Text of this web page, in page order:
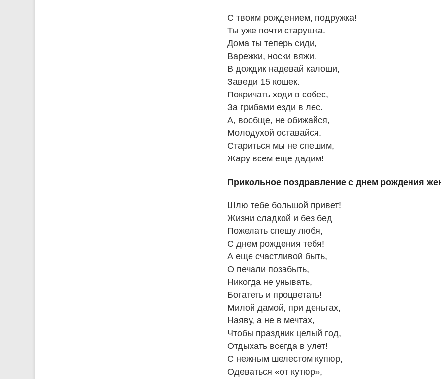
С твоим рождением, подружка!
Ты уже почти старушка.
Дома ты теперь сиди,
Варежки, носки вяжи.
В дождик надевай калоши,
Заведи 15 кошек.
Покричать ходи в собес,
За грибами езди в лес.
А, вообще, не обижайся,
Молодухой оставайся.
Стариться мы не спешим,
Жару всем еще дадим!
Прикольное поздравление с днем рождения
Шлю тебе большой привет!
Жизни сладкой и без бед
Пожелать спешу любя,
С днем рождения тебя!
А еще счастливой быть,
О печали позабыть,
Никогда не унывать,
Богатеть и процветать!
Милой дамой, при деньгах,
Наяву, а не в мечтах,
Чтобы праздник целый год,
Отдыхать всегда в улет!
С нежным шелестом купюр,
Одеваться «от кутюр»,